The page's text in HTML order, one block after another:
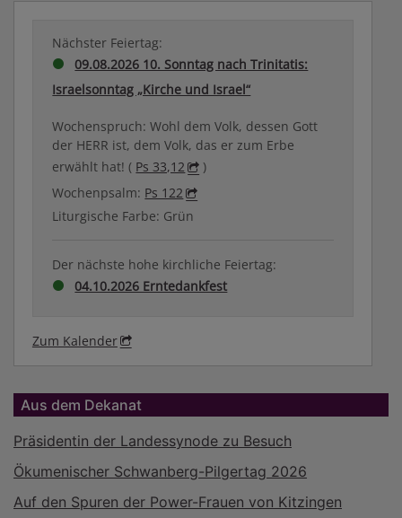
Nächster Feiertag:
09.08.2026 10. Sonntag nach Trinitatis:
Israelsonntag „Kirche und Israel“
Wochenspruch: Wohl dem Volk, dessen Gott
der HERR ist, dem Volk, das er zum Erbe
erwählt hat! ( Ps 33,12
)
Wochenpsalm: Ps 122
Liturgische Farbe: Grün
Der nächste hohe kirchliche Feiertag:
04.10.2026 Erntedankfest
Zum Kalender
Aus dem Dekanat
Präsidentin der Landessynode zu Besuch
Ökumenischer Schwanberg-Pilgertag 2026
Auf den Spuren der Power-Frauen von Kitzingen